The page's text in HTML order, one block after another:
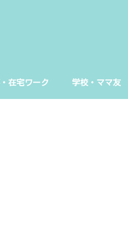
在宅ワーク 学校・ママ友